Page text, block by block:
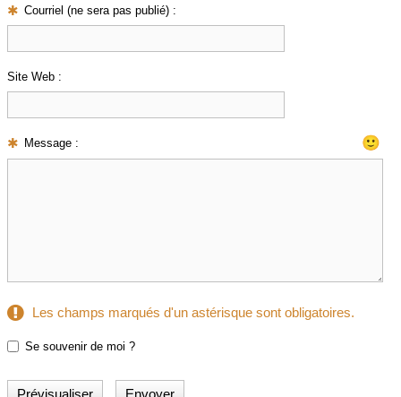
Courriel (ne sera pas publié) :
Site Web :
Message : 🙂
Les champs marqués d'un astérisque sont obligatoires.
Se souvenir de moi ?